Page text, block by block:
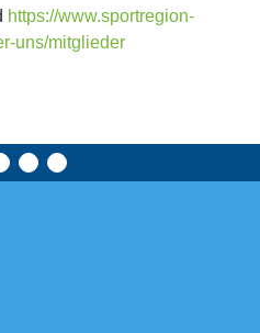
https://www.sportregion-
uns/mitglieder